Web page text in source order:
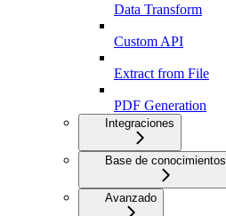
Data Transform
Custom API
Extract from File
PDF Generation
Integraciones
Base de conocimientos
Avanzado